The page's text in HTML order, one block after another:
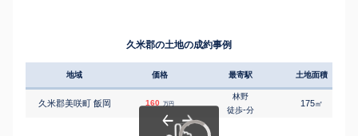
久米郡の土地の成約事例
地域 価格 最寄駅 土地面積
久米郡美咲町 飯岡 160 万円
林野
徒歩-分
175㎡